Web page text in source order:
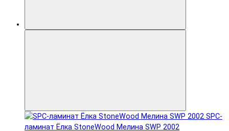
SPC-
ламинат Ëлка StoneWood Мелина SWP 2002